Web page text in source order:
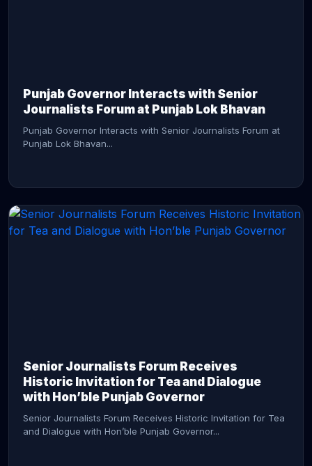
Punjab Governor Interacts with Senior
Journalists Forum at Punjab Lok Bhavan
Punjab Governor Interacts with Senior Journalists Forum at
Punjab Lok Bhavan...
Senior Journalists Forum Receives
Historic Invitation for Tea and Dialogue
with Hon’ble Punjab Governor
Senior Journalists Forum Receives Historic Invitation for Tea
and Dialogue with Hon’ble Punjab Governor...